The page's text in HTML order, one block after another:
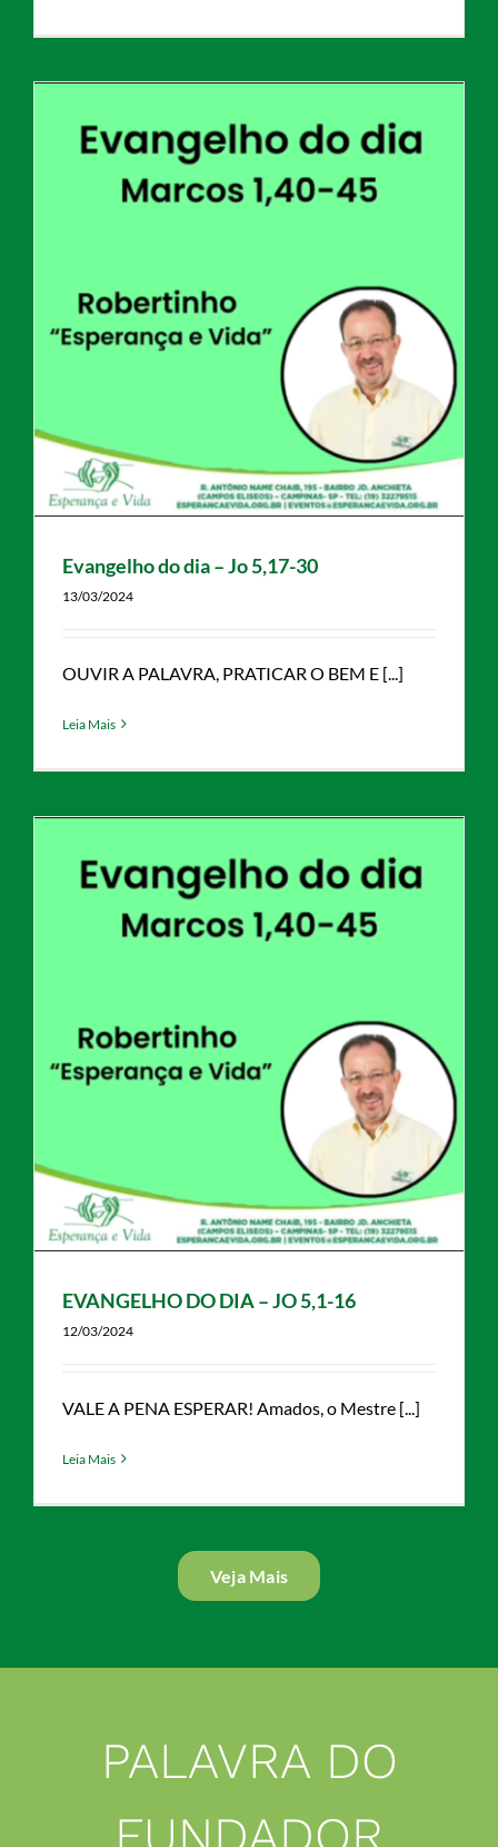
Evangelho do dia – Jo 5,17-30
13/03/2024
OUVIR A PALAVRA, PRATICAR O BEM E [...]
Leia Mais
EVANGELHO DO DIA – JO 5,1-16
12/03/2024
VALE A PENA ESPERAR! Amados, o Mestre [...]
Leia Mais
Veja Mais
PALAVRA DO